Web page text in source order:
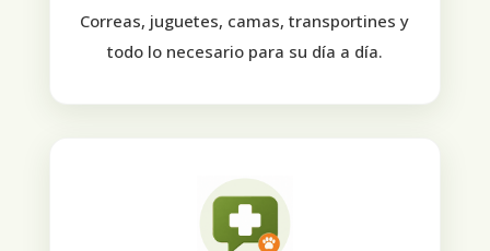
Correas, juguetes, camas, transportines y
todo lo necesario para su día a día.